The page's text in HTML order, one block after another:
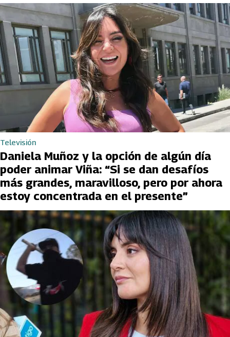
Televisión
Daniela Muñoz y la opción de algún día
poder animar Viña: “Si se dan desafíos
más grandes, maravilloso, pero por ahora
estoy concentrada en el presente”